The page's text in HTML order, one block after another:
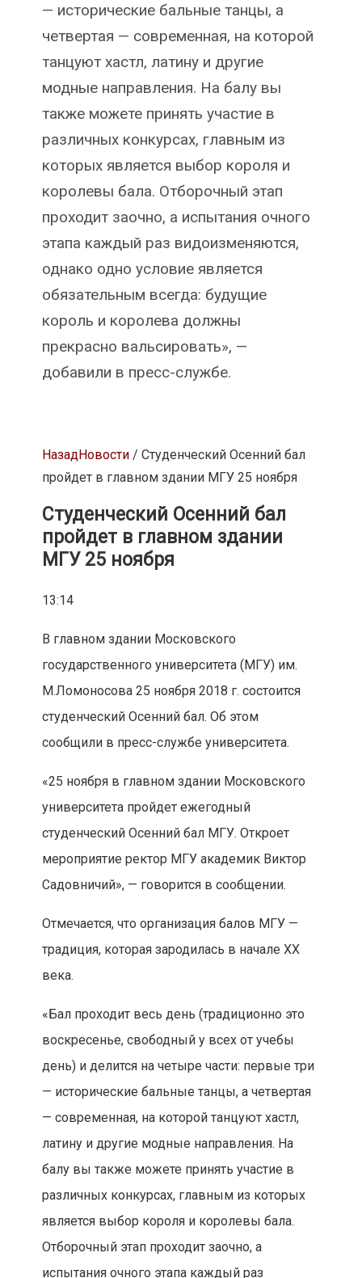
— исторические бальные танцы, а
четвертая — современная, на которой
танцуют хастл, латину и другие
модные направления. На балу вы
также можете принять участие в
различных конкурсах, главным из
которых является выбор короля и
королевы бала. Отборочный этап
проходит заочно, а испытания очного
этапа каждый раз видоизменяются,
однако одно условие является
обязательным всегда: будущие
король и королева должны
прекрасно вальсировать», —
добавили в пресс-службе.
НазадНовости/ Студенческий Осенний бал
пройдет в главном здании МГУ 25 ноября
Студенческий Осенний бал
пройдет в главном здании
МГУ 25 ноября
13:14
В главном здании Московского
государственного университета (МГУ) им.
М.Ломоносова 25 ноября 2018 г. состоится
студенческий Осенний бал. Об этом
сообщили в пресс-службе университета.
«25 ноября в главном здании Московского
университета пройдет ежегодный
студенческий Осенний бал МГУ. Откроет
мероприятие ректор МГУ академик Виктор
Садовничий», — говорится в сообщении.
Отмечается, что организация балов МГУ —
традиция, которая зародилась в начале XX
века.
«Бал проходит весь день (традиционно это
воскресенье, свободный у всех от учебы
день) и делится на четыре части: первые три
— исторические бальные танцы, а четвертая
— современная, на которой танцуют хастл,
латину и другие модные направления. На
балу вы также можете принять участие в
различных конкурсах, главным из которых
является выбор короля и королевы бала.
Отборочный этап проходит заочно, а
испытания очного этапа каждый раз